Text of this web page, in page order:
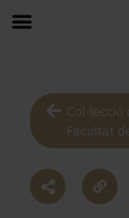
Facultat